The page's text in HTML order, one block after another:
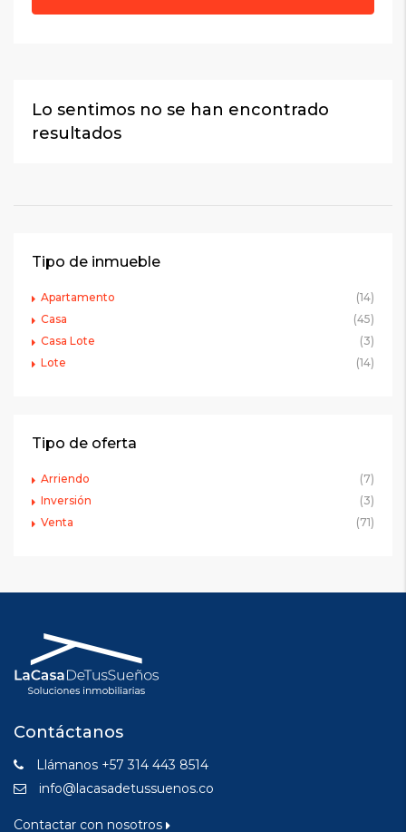
Lo sentimos no se han encontrado
resultados
Tipo de inmueble
Apartamento
(14)
Casa
(45)
Casa Lote
(3)
Lote
(14)
Tipo de oferta
Arriendo
(7)
Inversión
(3)
Venta
(71)
Contáctanos
Llámanos +57 314 443 8514
info@lacasadetussuenos.co
Contactar con nosotros